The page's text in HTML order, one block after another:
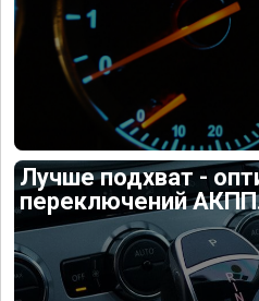
Лучше подхват -
переключений